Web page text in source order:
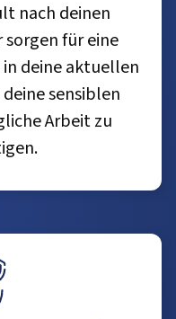
nach deinen
sorgen für eine
deine aktuellen
sensiblen
Arbeit zu